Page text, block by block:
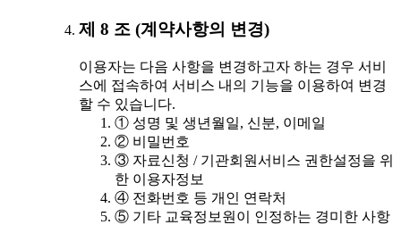
제 8 조 (계약사항의 변경)
이용자는 다음 사항을 변경하고자 하는 경우 서비
스에 접속하여 서비스 내의 기능을 이용하여 변경
할 수 있습니다.
① 성명 및 생년월일, 신분, 이메일
② 비밀번호
③ 자료신청 / 기관회원서비스 권한설정을 위
한 이용자정보
④ 전화번호 등 개인 연락처
⑤ 기타 교육정보원이 인정하는 경미한 사항